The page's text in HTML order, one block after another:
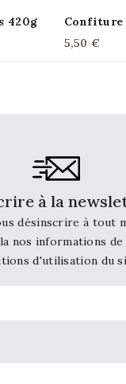
420g
Confiture
420g
5,50 €
à la
désinscrire à tout
nos informations de
d'utilisation du